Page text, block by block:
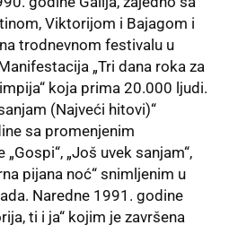
Viktorijom i Bajagom i
trodnevnom festivalu u
„Tri dana roka za
koja prima 20.000 ljudi.
(Najveći hitovi)“
sa promenjenim
„Još uvek sanjam“,
pijana noć“ snimljenim u
Naredne 1991. godine
ti i ja“ kojim je završena